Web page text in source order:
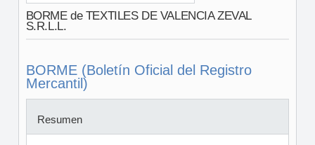
BORME de TEXTILES DE VALENCIA ZEVAL
S.R.L.L.
BORME (Boletín Oficial del Registro
Mercantil)
Resumen